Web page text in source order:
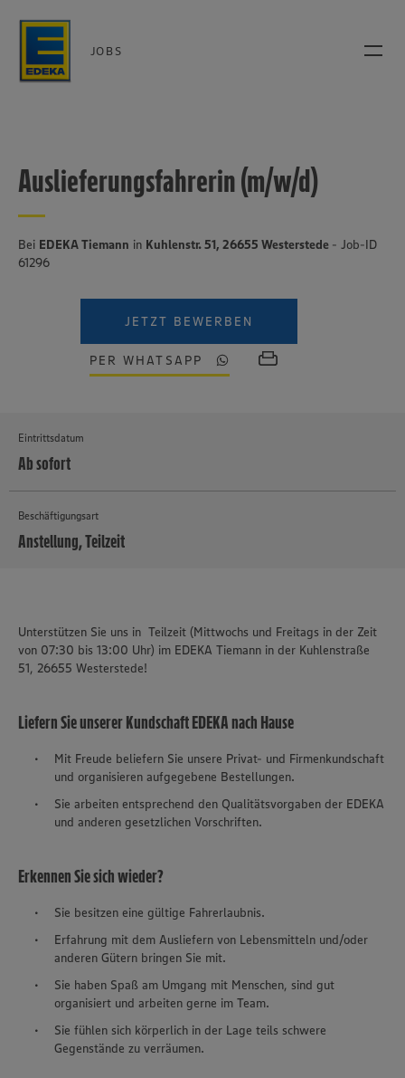
JOBS
Auslieferungsfahrerin (m/w/d)
Bei EDEKA Tiemann in Kuhlenstr. 51, 26655 Westerstede - Job-ID
61296
JETZT BEWERBEN
PER WHATSAPP
Eintrittsdatum
Ab sofort
Beschäftigungsart
Anstellung, Teilzeit
Unterstützen Sie uns in Teilzeit (Mittwochs und Freitags in der Zeit
von 07:30 bis 13:00 Uhr) im EDEKA Tiemann in der Kuhlenstraße
51, 26655 Westerstede!
Liefern Sie unserer Kundschaft EDEKA nach Hause
Mit Freude beliefern Sie unsere Privat- und Firmenkundschaft
und organisieren aufgegebene Bestellungen.
Sie arbeiten entsprechend den Qualitätsvorgaben der EDEKA
und anderen gesetzlichen Vorschriften.
Erkennen Sie sich wieder?
Sie besitzen eine gültige Fahrerlaubnis.
Erfahrung mit dem Ausliefern von Lebensmitteln und/oder
anderen Gütern bringen Sie mit.
Sie haben Spaß am Umgang mit Menschen, sind gut
organisiert und arbeiten gerne im Team.
Sie fühlen sich körperlich in der Lage teils schwere
Gegenstände zu verräumen.